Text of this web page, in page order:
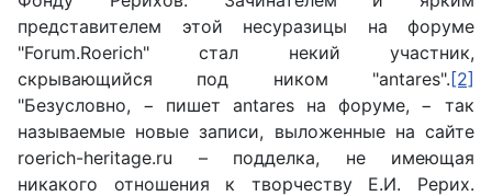
представителем этой несуразицы на форуме
"Forum.Roerich" стал некий участник,
скрывающийся под ником "antares". [2]
"Безусловно, − пишет antares на форуме, − так
называемые новые записи, выложенные на сайте
roerich-heritage.ru – подделка, не имеющая
никакого отношения к творчеству Е.И. Рерих.